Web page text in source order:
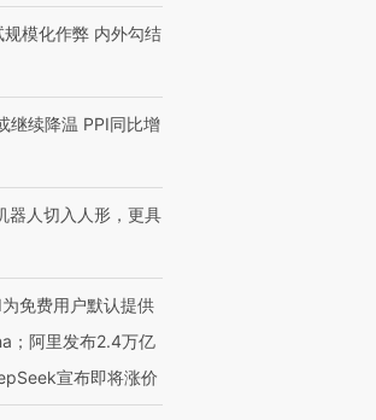
规模化作弊 内外勾结
继续降温 PPI同比增
器人切入人形，更具
免费用户默认提供
；阿里发布2.4万亿
宣布即将涨价